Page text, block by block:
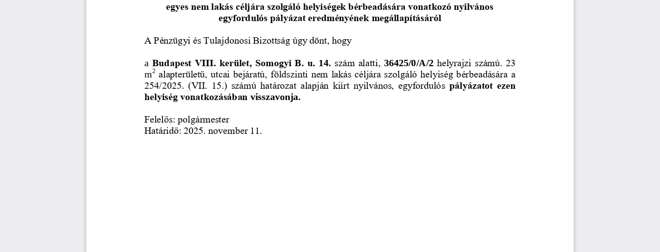
egyes nem lakás céljára szolgáló helyiségek bérbeadására vonatkozó nyilvános
egyfordulós pályázat eredményének megállapításáról
A Pénzügyi és Tulajdonosi Bizottság úgy dönt, hogy
a Budapest VIII. kerület, Somogyi B. u. 14. szám alatti, 36425/0/A/2 helyrajzi számú. 23
m2 alapterületű, utcai bejáratú, földszinti nem lakás céljára szolgáló helyiség bérbeadására a
254/2025.  (VII.  15.)  számú  határozat  alapján  kiírt  nyilvános,  egyfordulós pályázatot  ezen
helyiség vonatkozásában visszavonja.
Felelős: polgármester
Határidő: 2025. november 11.